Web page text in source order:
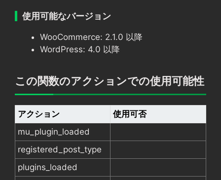
使用可能なバージョン
WooCommerce: 2.1.0 以降
WordPress: 4.0 以降
この関数のアクションでの使用可能性
アクション
使用可否
mu_plugin_loaded
registered_post_type
plugins_loaded